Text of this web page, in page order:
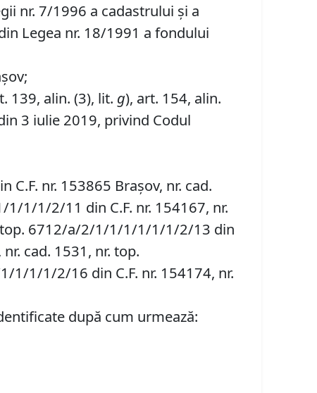
nr. 7/1996 a cadastrului și a
Legea nr. 18/1991 a fondului
139, alin. (3), lit. g), art. 154, alin.
3 iulie 2019, privind Codul
nr. 153865 Brașov, nr. cad.
1/1/2/11 din C.F. nr. 154167, nr.
top. 6712/a/2/1/1/1/1/1/1/2/13 din
cad. 1531, nr. top.
1/1/2/16 din C.F. nr. 154174, nr.
după cum urmează: